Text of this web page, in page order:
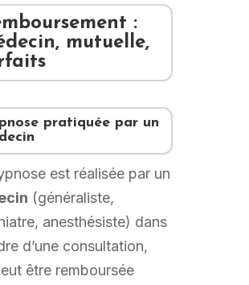
:
mutuelle,
pratiquée par un
est réalisée par un
(généraliste,
anesthésiste) dans
d’une consultation,
être remboursée